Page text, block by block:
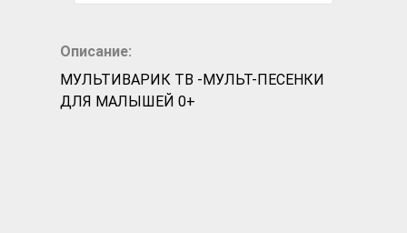
Описание:
МУЛЬТИВАРИК ТВ -МУЛЬТ-ПЕСЕНКИ
ДЛЯ МАЛЫШЕЙ 0+